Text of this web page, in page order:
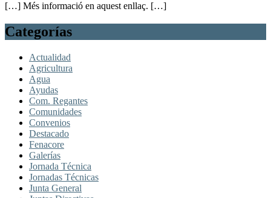
[…] Més informació en aquest enllaç. […]
Categorías
Actualidad
Agricultura
Agua
Ayudas
Com. Regantes
Comunidades
Convenios
Destacado
Fenacore
Galerías
Jornada Técnica
Jornadas Técnicas
Junta General